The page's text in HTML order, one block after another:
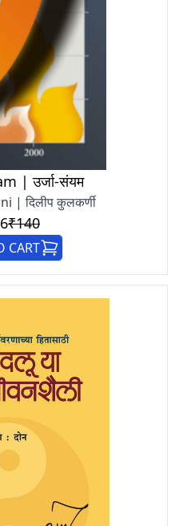
| उर्जा-संयम
| दिलीप कुलकर्णी
₹140
CART